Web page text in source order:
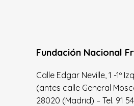
Fundación Nacional
Calle Edgar Neville, 1 -1º Izq
(antes calle General
28020 (Madrid) – Tel. 91